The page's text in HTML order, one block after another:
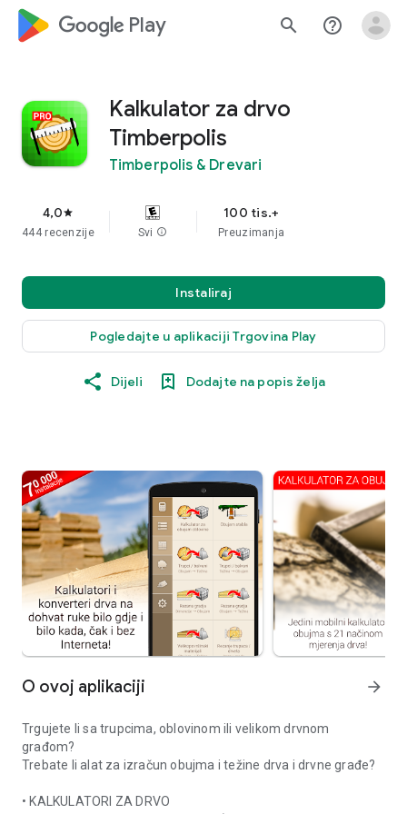
google_logo Play search help_outline
Kalkulator za drvo
Timberpolis
Timberpolis & Drevari
4,0star
444 recenzije Svi info
100 tis.+
Preuzimanja
Instaliraj
Pogledajte u aplikaciji Trgovina Play
Dijeli Dodajte na popis želja
O ovoj aplikaciji arrow_forward
Trgujete li sa trupcima, oblovinom ili velikom drvnom
građom?
Trebate li alat za izračun obujma i težine drva i drvne građe?
• KALKULATORI ZA DRVO